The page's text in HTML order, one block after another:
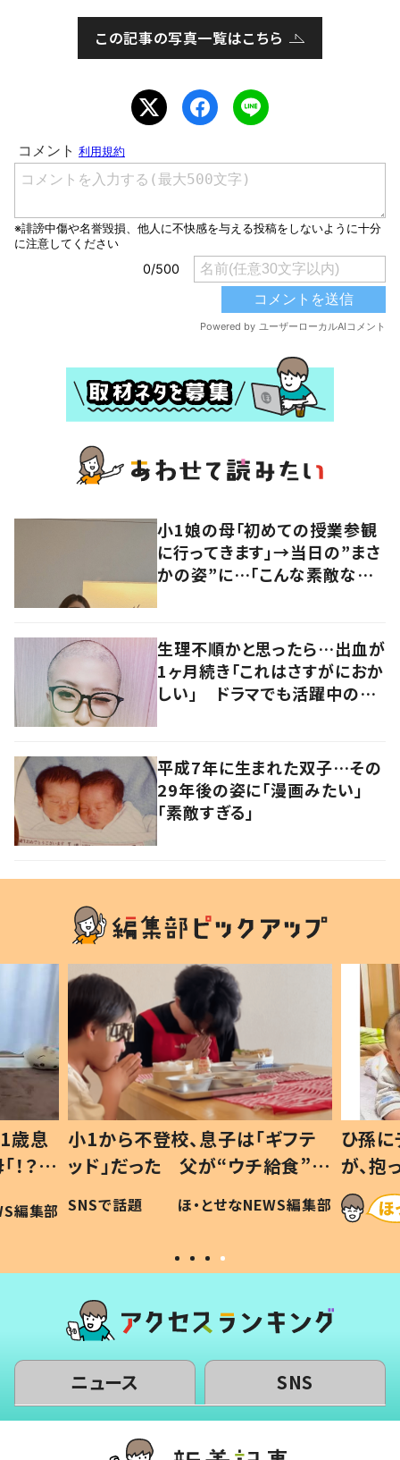
この記事の写真一覧はこちら
小1娘の母「初めての授業参観
に行ってきます」→当日の”まさ
かの姿”に…「こんな素敵なお
生理不順かと思ったら…出血が
1ヶ月続き「これはさすがにおか
しい」 ドラマでも活躍中の女
平成7年に生まれた双子…その
29年後の姿に「漫画みたい」
「素敵すぎる」
歳息
？」
編集部
小1から不登校、息子は「ギフテ
ッド」だった 父が“ウチ給食”を
作り続ける理由とは #令和の親
#令和の子
SNSで話題 ほ・とせなNEWS編集部
ひ孫
が、
「涙が
い」
ニュース SNS